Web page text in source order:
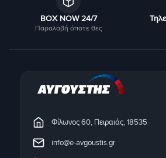
BOX NOW 24/7
Παραλαβή όποτε θες
Φίλωνος 60, Πειραιάς, 18535
info@e-avgoustis.gr